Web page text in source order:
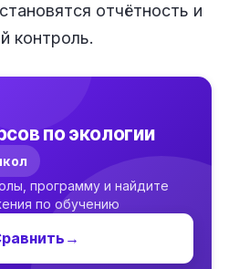
отчётность и
контроль.
по экологии
программу и найдите
по обучению
→